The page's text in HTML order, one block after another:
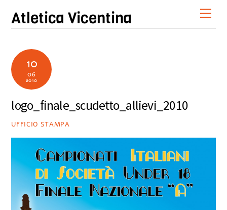
content
Atletica Vicentina
10
06
2010
logo_finale_scudetto_allievi_2010
UFFICIO STAMPA